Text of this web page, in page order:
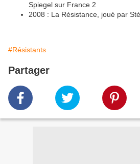
Spiegel sur France 2
2008 : La Résistance, joué par
#Résistants
Partager